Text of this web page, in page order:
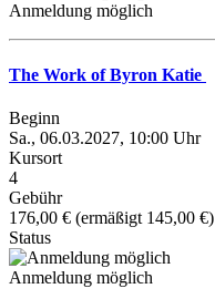
Anmeldung möglich
The Work of Byron Katie
Beginn
Sa., 06.03.2027, 10:00 Uhr
Kursort
4
Gebühr
176,00 € (ermäßigt 145,00 €)
Status
Anmeldung möglich